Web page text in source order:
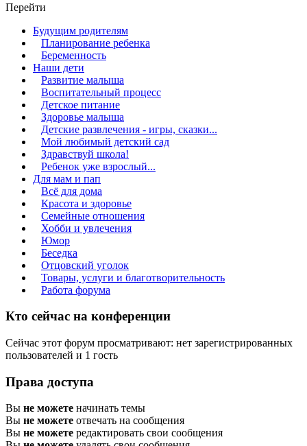
Перейти
Будущим родителям
Планирование ребенка
Беременность
Наши дети
Развитие малыша
Воспитательный процесс
Детское питание
Здоровье малыша
Детские развлечения - игры, сказки...
Мой любимый детский сад
Здравствуй школа!
Ребенок уже взрослый...
Для мам и пап
Всё для дома
Красота и здоровье
Семейные отношения
Хобби и увлечения
Юмор
Беседка
Отцовский уголок
Товары, услуги и благотворительность
Работа форума
Кто сейчас на конференции
Сейчас этот форум просматривают: нет зарегистрированных
пользователей и 1 гость
Права доступа
Вы не можете начинать темы
Вы не можете отвечать на сообщения
Вы не можете редактировать свои сообщения